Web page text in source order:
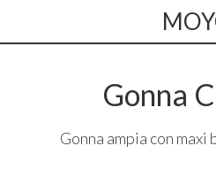
Gonna
Gonna ampia con maxi